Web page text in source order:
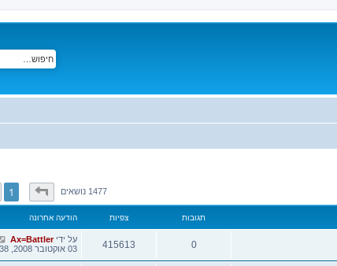
1477 נושאיםדף1מתוך74
1
תגובות צפיות הודעה אחרונה
0
415613 על ידיAx=Battler
03 אוקטובר 2008, 14:38